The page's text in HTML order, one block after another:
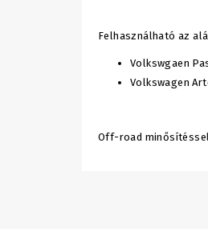
Felhasználható az
Volkswgaen
Volkswagen
Off-road